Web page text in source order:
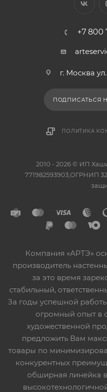
+7 800
г. Москва
ПОДПИСАТЬСЯ
ПОЛИТИКА
2010 - 2026 © ИП
771982593903,ОГРНИП
Компания «АРТЭ»
производитель
за это время
стабильный,
За годы успешной
огромный опыт в
художественной
предложить Вам
товары по
конкурентных
обширная линейка